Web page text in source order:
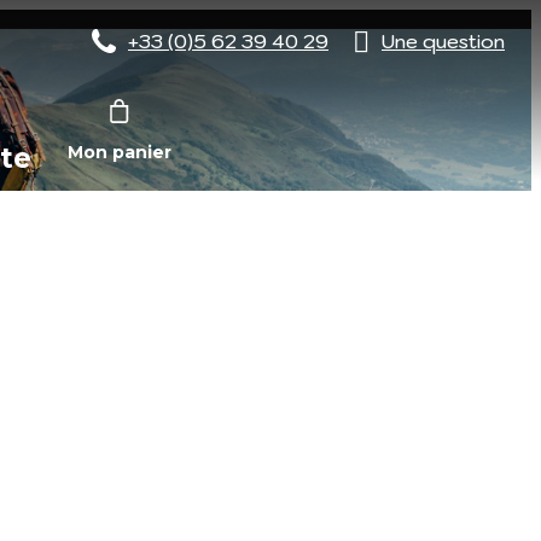
+33 (0)5 62 39 40 29 Une question
Mon panier